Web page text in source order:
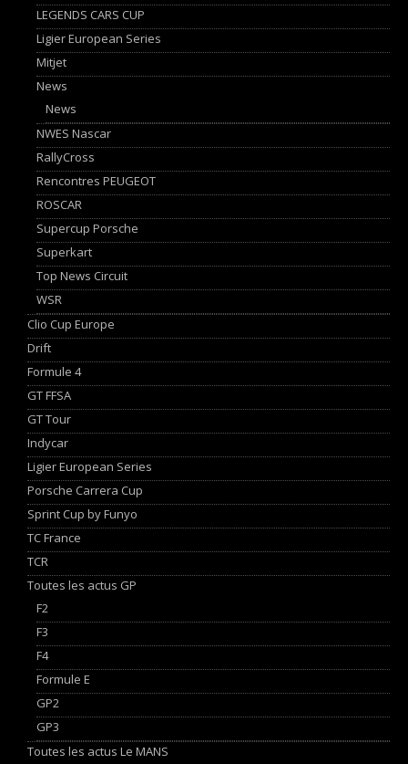
LEGENDS CARS CUP
Ligier European Series
Mitjet
News
News
NWES Nascar
RallyCross
Rencontres PEUGEOT
ROSCAR
Supercup Porsche
Superkart
Top News Circuit
WSR
Clio Cup Europe
Drift
Formule 4
GT FFSA
GT Tour
Indycar
Ligier European Series
Porsche Carrera Cup
Sprint Cup by Funyo
TC France
TCR
Toutes les actus GP
F2
F3
F4
Formule E
GP2
GP3
Toutes les actus Le MANS